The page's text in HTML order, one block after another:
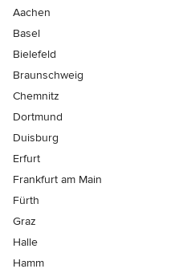
Aachen
Basel
Bielefeld
Braunschweig
Chemnitz
Dortmund
Duisburg
Erfurt
Frankfurt am Main
Fürth
Graz
Halle
Hamm